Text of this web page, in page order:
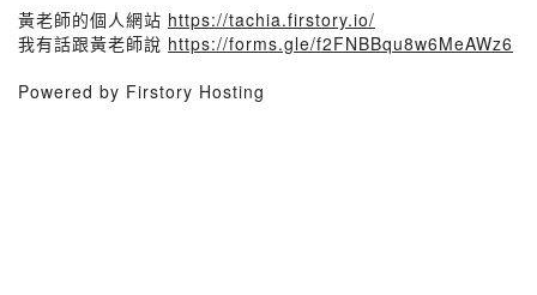
黃老師的個人網站 https://tachia.firstory.io/
我有話跟黃老師說 https://forms.gle/f2FNBBqu8w6MeAWz6
Powered by Firstory Hosting